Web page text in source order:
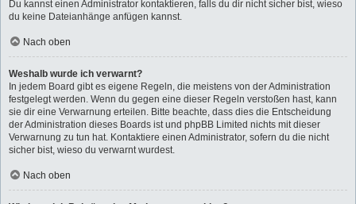
Du kannst einen Administrator kontaktieren, falls du dir nicht sicher bist, wieso
du keine Dateianhänge anfügen kannst.
Nach oben
Weshalb wurde ich verwarnt?
In jedem Board gibt es eigene Regeln, die meistens von der Administration
festgelegt werden. Wenn du gegen eine dieser Regeln verstoßen hast, kann
sie dir eine Verwarnung erteilen. Bitte beachte, dass dies die Entscheidung
der Administration dieses Boards ist und phpBB Limited nichts mit dieser
Verwarnung zu tun hat. Kontaktiere einen Administrator, sofern du die nicht
sicher bist, wieso du verwarnt wurdest.
Nach oben